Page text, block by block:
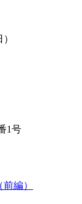
1号
編）